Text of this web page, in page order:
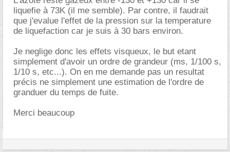
liquefie à 73K (il me semble). Par contre, il faudrait
que j'evalue l'effet de la pression sur la temperature
de liquefaction car je suis à 30 bars environ.
Je neglige donc les effets visqueux, le but etant
simplement d'avoir un ordre de grandeur (ms, 1/100 s,
1/10 s, etc...). On en me demande pas un resultat
précis ne simplement une estimation de l'ordre de
granduer du temps de fuite.
Merci beaucoup